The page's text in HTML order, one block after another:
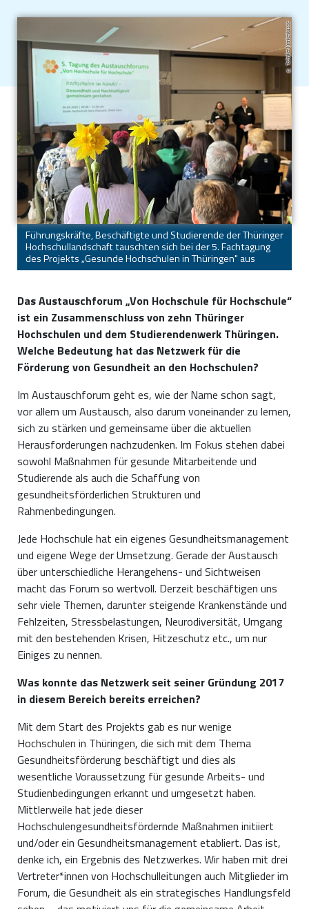
Techniker Krankenkasse
Führungskräfte, Beschäftigte und Studierende der Thüringer
Hochschullandschaft tauschten sich bei der 5. Fachtagung
des Projekts „Gesunde Hochschulen in Thüringen" aus
Das Austauschforum „Von Hochschule für Hochschule“
ist ein Zusammenschluss von zehn Thüringer
Hochschulen und dem Studierendenwerk Thüringen.
Welche Bedeutung hat das Netzwerk für die
Förderung von Gesundheit an den Hochschulen?
Im Austauschforum geht es, wie der Name schon sagt,
vor allem um Austausch, also darum voneinander zu lernen,
sich zu stärken und gemeinsame über die aktuellen
Herausforderungen nachzudenken. Im Fokus stehen dabei
sowohl Maßnahmen für gesunde Mitarbeitende und
Studierende als auch die Schaffung von
gesundheitsförderlichen Strukturen und
Rahmenbedingungen.
Jede Hochschule hat ein eigenes Gesundheitsmanagement
und eigene Wege der Umsetzung. Gerade der Austausch
über unterschiedliche Herangehens- und Sichtweisen
macht das Forum so wertvoll. Derzeit beschäftigen uns
sehr viele Themen, darunter steigende Krankenstände und
Fehlzeiten, Stressbelastungen, Neurodiversität, Umgang
mit den bestehenden Krisen, Hitzeschutz etc., um nur
Einiges zu nennen.
Was konnte das Netzwerk seit seiner Gründung 2017
in diesem Bereich bereits erreichen?
Mit dem Start des Projekts gab es nur wenige
Hochschulen in Thüringen, die sich mit dem Thema
Gesundheitsförderung beschäftigt und dies als
wesentliche Voraussetzung für gesunde Arbeits- und
Studienbedingungen erkannt und umgesetzt haben.
Mittlerweile hat jede dieser
Hochschulengesundheitsfördernde Maßnahmen initiiert
und/oder ein Gesundheitsmanagement etabliert. Das ist,
denke ich, ein Ergebnis des Netzwerkes. Wir haben mit drei
Vertreter*innen von Hochschulleitungen auch Mitglieder im
Forum, die Gesundheit als ein strategisches Handlungsfeld